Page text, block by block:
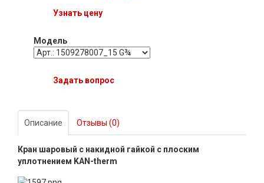
Узнать цену
Модель
Задать вопрос
Описание Отзывы (0)
Кран шаровый с накидной гайкой с плоским
уплотнением KAN-therm